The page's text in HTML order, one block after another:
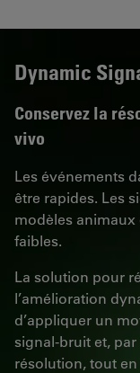
Dynamic
Conservez la
vivo
Les événements
être rapides. Les
modèles animaux
faibles.
La solution pour
l’amélioration
d’appliquer un
signal-bruit et,
résolution, tout